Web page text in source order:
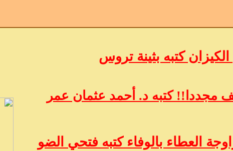
الكيزان كتبه بثينة تروس
مجددا!! كتبه د. أحمد عثمان عمر
العطاء بالوفاء كتبه فتحي الضو